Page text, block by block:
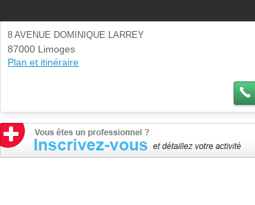
8 AVENUE DOMINIQUE LARREY
87000 Limoges
Plan et itinéraire